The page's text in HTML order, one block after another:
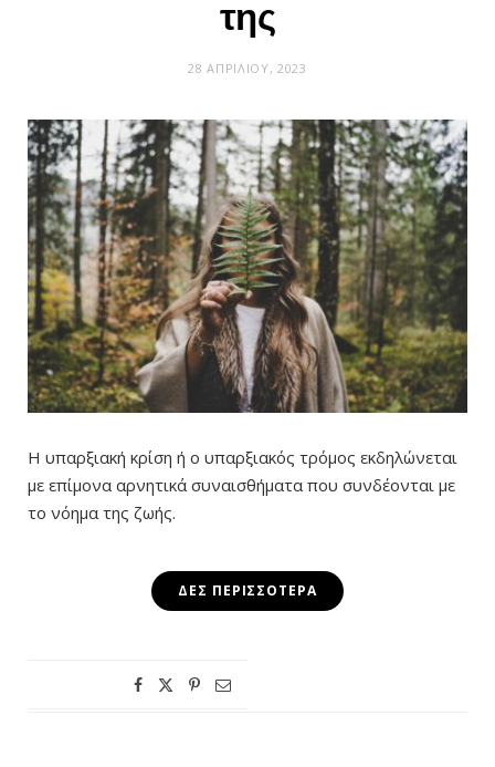
της
28 ΑΠΡΙΛΊΟΥ, 2023
Η υπαρξιακή κρίση ή ο υπαρξιακός τρόμος εκδηλώνεται
με επίμονα αρνητικά συναισθήματα που συνδέονται με
το νόημα της ζωής.
ΔΕΣ ΠΕΡΙΣΣΌΤΕΡΑ